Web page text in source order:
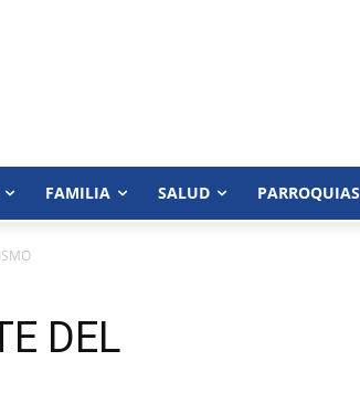
FAMILIA SALUD PARROQUIAS
DEL